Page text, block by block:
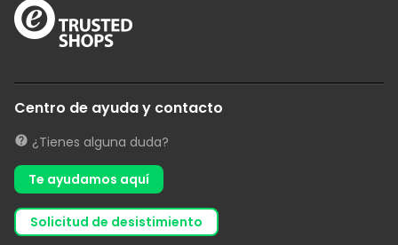
Centro de ayuda y contacto
¿Tienes alguna duda?
Te ayudamos aquí
solicitud de desistimiento